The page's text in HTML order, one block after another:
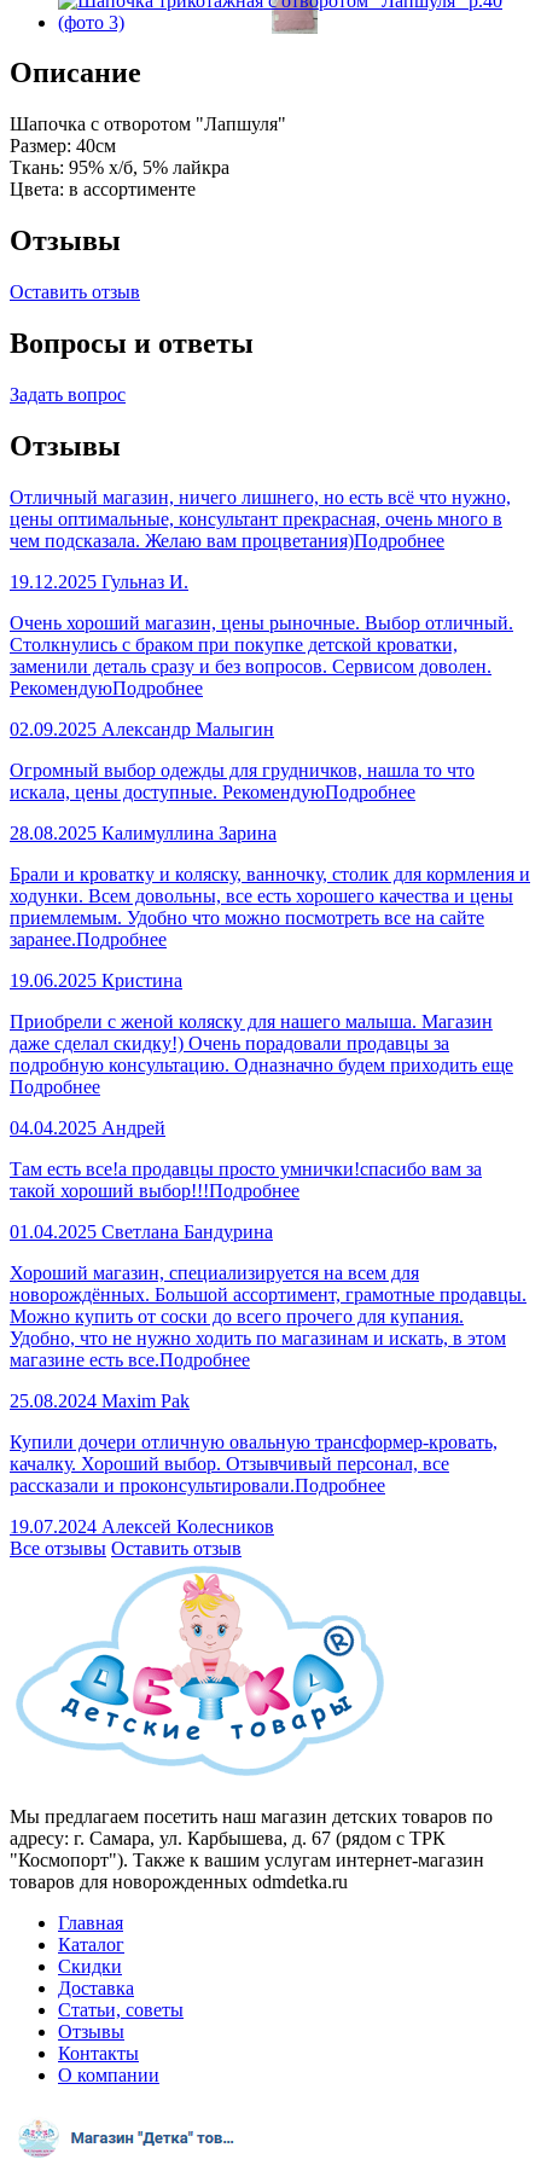
Описание
Шапочка с отворотом "Лапшуля"
Размер: 40см
Ткань: 95% х/б, 5% лайкра
Цвета: в ассортименте
Отзывы
Оставить отзыв
Вопросы и ответы
Задать вопрос
Отзывы
Отличный магазин, ничего лишнего, но есть всё что нужно,
цены оптимальные, консультант прекрасная, очень много в
чем подсказала. Желаю вам процветания)Подробнее
19.12.2025 Гульназ И.
Очень хороший магазин, цены рыночные. Выбор отличный.
Столкнулись с браком при покупке детской кроватки,
заменили деталь сразу и без вопросов. Сервисом доволен.
РекомендуюПодробнее
02.09.2025 Александр Малыгин
Огромный выбор одежды для грудничков, нашла то что
искала, цены доступные. РекомендуюПодробнее
28.08.2025 Калимуллина Зарина
Брали и кроватку и коляску, ванночку, столик для кормления и
ходунки. Всем довольны, все есть хорошего качества и цены
приемлемым. Удобно что можно посмотреть все на сайте
заранее.Подробнее
19.06.2025 Кристина
Приобрели с женой коляску для нашего малыша. Магазин
даже сделал скидку!) Очень порадовали продавцы за
подробную консультацию. Одназначно будем приходить еще
Подробнее
04.04.2025 Андрей
Там есть все!а продавцы просто умнички!спасибо вам за
такой хороший выбор!!!Подробнее
01.04.2025 Светлана Бандурина
Хороший магазин, специализируется на всем для
новорождённых. Большой ассортимент, грамотные продавцы.
Можно купить от соски до всего прочего для купания.
Удобно, что не нужно ходить по магазинам и искать, в этом
магазине есть все.Подробнее
25.08.2024 Maxim Pak
Купили дочери отличную овальную трансформер-кровать,
качалку. Хороший выбор. Отзывчивый персонал, все
рассказали и проконсультировали.Подробнее
19.07.2024 Алексей Колесников
Все отзывы Оставить отзыв
Мы предлагаем посетить наш магазин детских товаров по
адресу: г. Самара, ул. Карбышева, д. 67 (рядом с ТРК
"Космопорт"). Также к вашим услугам интернет-магазин
товаров для новорожденных odmdetka.ru
Главная
Каталог
Скидки
Доставка
Статьи, советы
Отзывы
Контакты
О компании